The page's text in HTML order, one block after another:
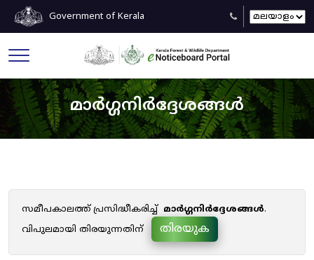
Government of Kerala
മാർഗ്ഗനിർദ്ദേശങ്ങൾ
സമീപകാലത്ത് പ്രസിദ്ധീകരിച്ച് മാർഗ്ഗനിർദ്ദേശങ്ങൾ.
വിപുലമായി തിരയുന്നതിന്
തിരയുക